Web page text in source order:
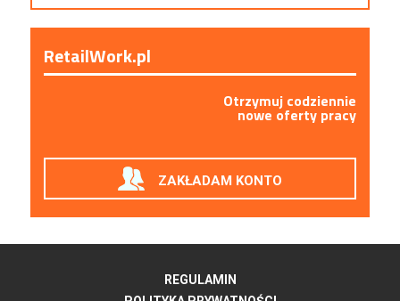
RetailWork.pl
Otrzymuj codziennie
nowe oferty pracy
ZAKŁADAM KONTO
REGULAMIN